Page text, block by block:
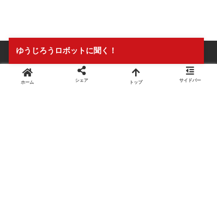
ホーム シェア トップ サイドバー
ゆうじろうロボットに聞く！